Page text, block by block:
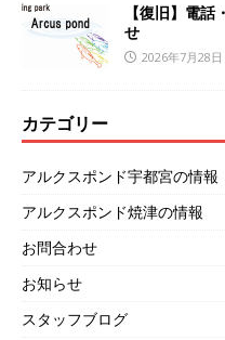
【復旧】電
せ
2026年7月28日
カテゴリー
アルクスポンド宇都宮の情報
アルクスポンド焼津の情報
お問合わせ
お知らせ
スタッフブログ